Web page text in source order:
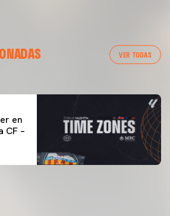
VER TODAS
VALENCIA CF 04/03/26
en
CF –